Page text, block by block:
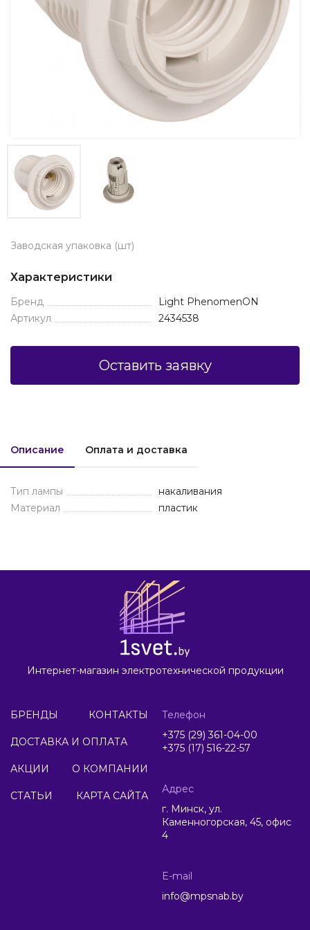
Заводская упаковка (шт)
Характеристики
Бренд
Light PhenomenON
Артикул
2434538
Оставить заявку
Описание Оплата и доставка
Тип лампы
накаливания
Материал
пластик
Интернет-магазин электротехнической продукции
БРЕНДЫ КОНТАКТЫ
ДОСТАВКА И ОПЛАТА
АКЦИИ О КОМПАНИИ
СТАТЬИ КАРТА САЙТА
Телефон
+375 (29) 361-04-00
+375 (17) 516-22-57
Адрес
г. Минск, ул.
Каменногорская, 45, офис
4
E-mail
info@mpsnab.by